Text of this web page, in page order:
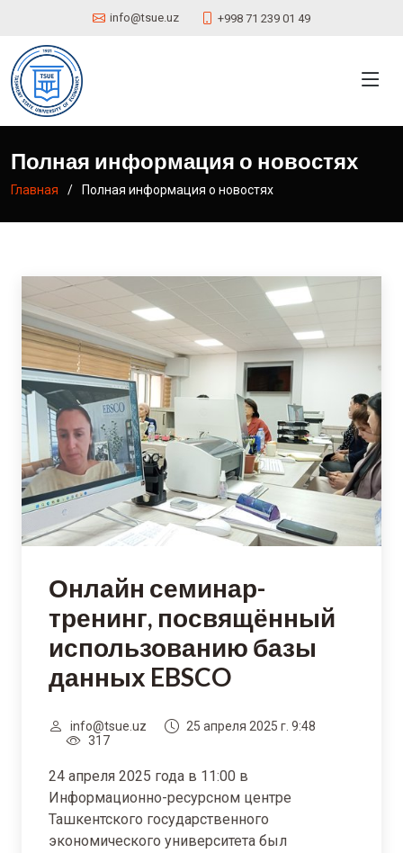
info@tsue.uz +998 71 239 01 49
Полная информация о новостях
Главная Полная информация о новостях
Онлайн семинар-
тренинг, посвящённый
использованию базы
данных EBSCO
info@tsue.uz
25 апреля 2025 г. 9:48
317
24 апреля 2025 года в 11:00 в
Информационно-ресурсном центре
Ташкентского государственного
экономического университета был